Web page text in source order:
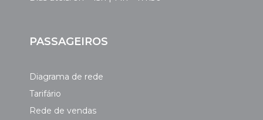
PASSAGEIROS
Diagrama de rede
Tarifário
Rede de vendas